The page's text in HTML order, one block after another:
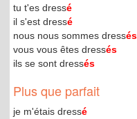
tu t'es dressé
il s'est dressé
nous nous sommes dressés
vous vous êtes dressés
ils se sont dressés
Plus que parfait
je m'étais dressé